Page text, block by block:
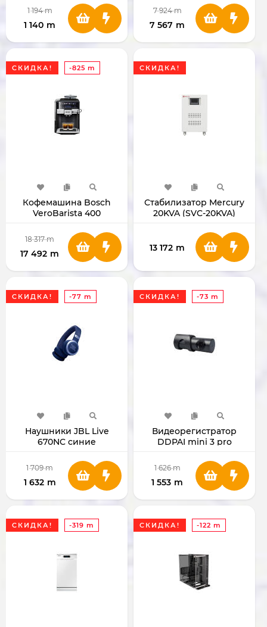
BHR08C9CN
1 194 m
1 140 m
7 924 m
7 567 m
СКИДКА! -825 m
Кофемашина Bosch
VeroBarista 400
18 317 m
17 492 m
СКИДКА!
Стабилизатор Mercury
20KVA (SVC-20KVA)
13 172 m
СКИДКА! -77 m
Наушники JBL Live
670NC синие
1 709 m
1 632 m
СКИДКА! -73 m
Видеорегистратор
DDPAI mini 3 pro
1 626 m
1 553 m
СКИДКА! -319 m СКИДКА! -122 m